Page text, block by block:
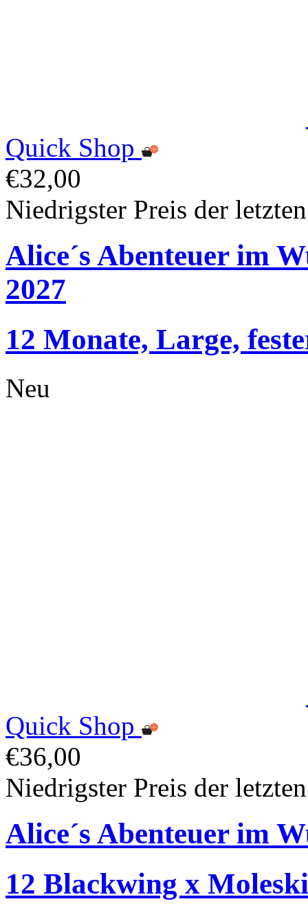
Quick Shop
€32,00
Niedrigster Preis der
Alice´s Abenteuer im
2027
12 Monate, Large,
Neu
Quick Shop
€36,00
Niedrigster Preis der
Alice´s Abenteuer im
12 Blackwing x